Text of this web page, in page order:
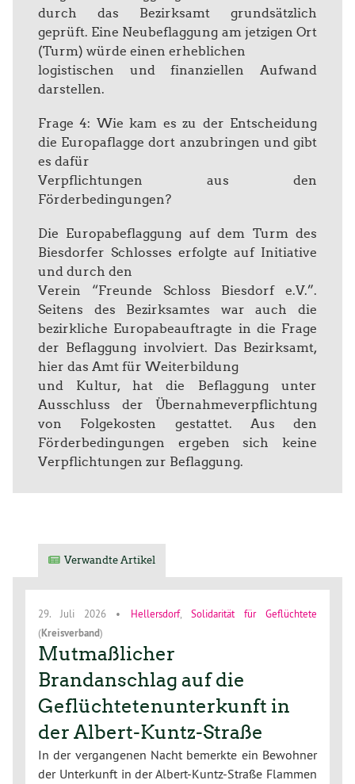
durch das Bezirksamt grundsätzlich
geprüft. Eine Neubeflaggung am jetzigen Ort
(Turm) würde einen erheblichen
logistischen und finanziellen Aufwand
darstellen.
Frage 4: Wie kam es zu der Entscheidung
die Europaflagge dort anzubringen und gibt
es dafür
Verpflichtungen aus den
Förderbedingungen?
Die Europabeflaggung auf dem Turm des
Biesdorfer Schlosses erfolgte auf Initiative
und durch den
Verein “Freunde Schloss Biesdorf e.V.”.
Seitens des Bezirksamtes war auch die
bezirkliche Europabeauftragte in die Frage
der Beflaggung involviert. Das Bezirksamt,
hier das Amt für Weiterbildung
und Kultur, hat die Beflaggung unter
Ausschluss der Übernahmeverpflichtung
von Folgekosten gestattet. Aus den
Förderbedingungen ergeben sich keine
Verpflichtungen zur Beflaggung.
Verwandte Artikel
29. Juli 2026 • Hellersdorf, Solidarität für Geflüchtete
(Kreisverband)
Mutmaßlicher
Brandanschlag auf die
Geflüchtetenunterkunft in
der Albert-Kuntz-Straße
In der vergangenen Nacht bemerkte ein Bewohner
der Unterkunft in der Albert-Kuntz-Straße Flammen